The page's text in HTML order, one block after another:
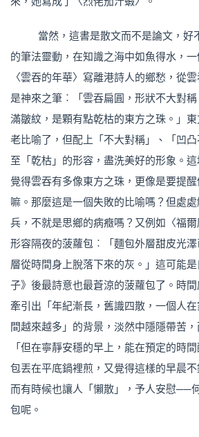
當然，這書是散文而不是論文，好
的筆法靈動，在知識之海中如魚得水，
〈雲吞的年華〉寫離港詩人的鄉愁，從
是神來之筆︰「雲吞扁圓，形狀不大對
滿皺紋，是顆有點乾枯的東方之珠。」
老比喻了，但配上「不大對稱」、「凹
至「乾枯」的形容，盡洗美好的形象。
覺得雲吞有多像東方之珠，更像是要提
嘛。那麼這是一個失敗的比喻嗎？但處
兵，不就是思鄉的病癥嗎？又例如〈福
形容隔夜的菠蘿包︰「麵包外層甜皮光
層從時間身上脫落下來的灰。」這可能
子》後最詩意也最蒼涼的菠蘿包了。時
牽引出「年紀漸長，舊識四散，一個人
間越來越多」的背景，淡然中隱隱帶苦，
「但在寧靜安穩的早上，能在預定的時
包丟在平底鍋裡煎，又覺得這樣的早晨
而有時候也讓人「懶散」，予人安慰──
包呢。